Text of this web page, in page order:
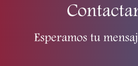
Esperamos tu